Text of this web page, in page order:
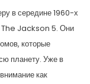
в середине 1960-х
The Jackson 5. Они
которые
планету. Уже в
как